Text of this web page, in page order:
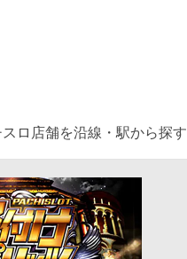
ロ店舗を沿線・駅から探す